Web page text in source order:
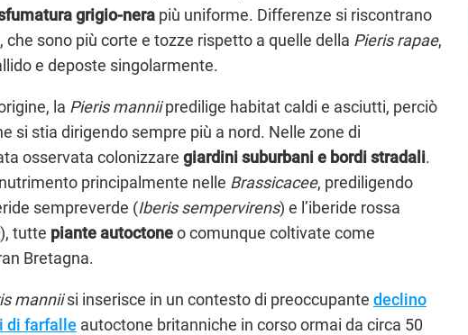
grigio-nera più uniforme. Differenze si riscontrano
che sono più corte e tozze rispetto a quelle della Pieris rapae,
e deposte singolarmente.
la Pieris manniipredilige habitat caldi e asciutti, perciò
si stia dirigendo sempre più a nord. Nelle zone di
osservata colonizzare giardini suburbani e bordi stradali.
principalmente nelle Brassicacee, prediligendo
sempreverde (Iberis sempervirens) e l’iberide rossa
), tutte piante autoctoneo comunque coltivate come
Bretagna.
manniisi inserisce in un contesto di preoccupante declino
di farfalle autoctone britanniche in corso ormai da circa 50